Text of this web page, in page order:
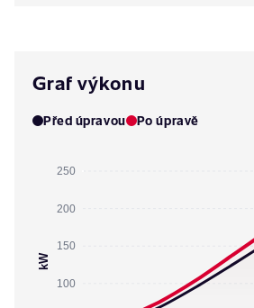
Graf výkonu
Před úpravou Po úpravě
250
200
150
100
kW